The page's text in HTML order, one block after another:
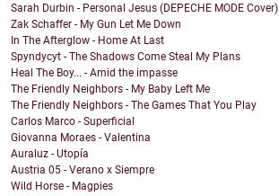
Sarah Durbin - Personal Jesus (DEPECHE MODE Cover)
Zak Schaffer - My Gun Let Me Down
In The Afterglow - Home At Last
Spyndycyt - The Shadows Come Steal My Plans
Heal The Boy... - Amid the impasse
The Friendly Neighbors - My Baby Left Me
The Friendly Neighbors - The Games That You Play
Carlos Marco - Superficial
Giovanna Moraes - Valentina
Auraluz - Utopía
Austria 05 - Verano x Siempre
Wild Horse - Magpies